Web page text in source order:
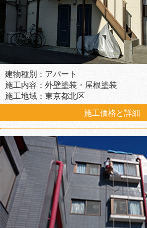
建物種別：アパート
施工内容：外壁塗装・屋根塗装
施工地域：東京都北区
施工価格と詳細